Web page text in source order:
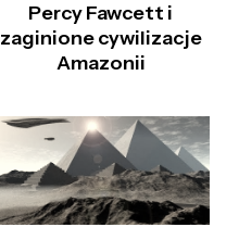
Percy Fawcett i
zaginione cywilizacje
Amazonii